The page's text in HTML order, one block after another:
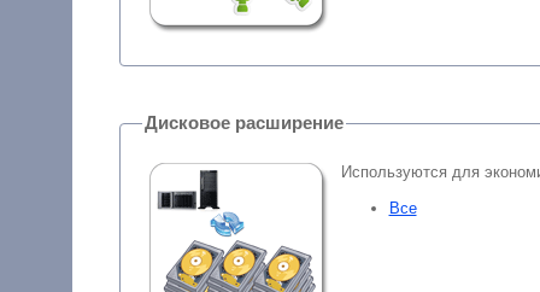
Дисковое расширение
Используются для
Все